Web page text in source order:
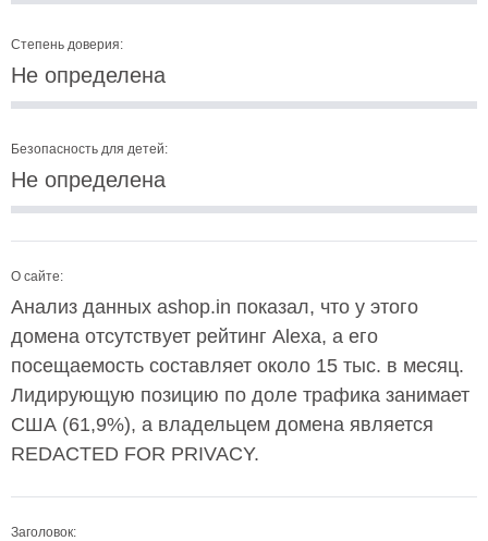
Степень доверия:
Не определена
Безопасность для детей:
Не определена
О сайте:
Анализ данных ashop.in показал, что у этого
домена отсутствует рейтинг Alexa, а его
посещаемость составляет около 15 тыс. в месяц.
Лидирующую позицию по доле трафика занимает
США (61,9%), а владельцем домена является
REDACTED FOR PRIVACY.
Заголовок: